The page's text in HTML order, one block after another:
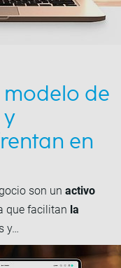
de
y
en
son un activo
que facilitan la
y…